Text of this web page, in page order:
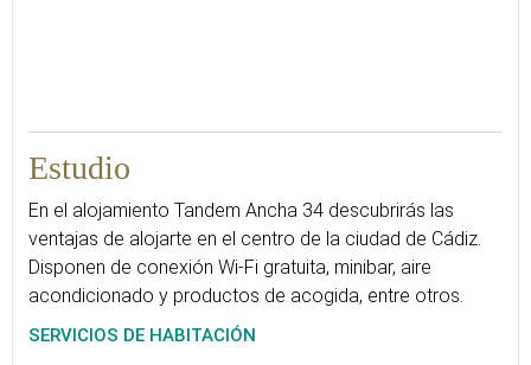
Estudio
En el alojamiento Tandem Ancha 34 descubrirás las
ventajas de alojarte en el centro de la ciudad de Cádiz.
Disponen de conexión Wi-Fi gratuita, minibar, aire
acondicionado y productos de acogida, entre otros.
SERVICIOS DE HABITACIÓN